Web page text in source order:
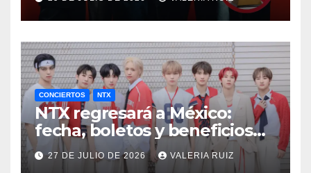
CONCIERTOS NTX
NTX regresará a México:
fecha, boletos y beneficios
VIP
27 DE JULIO DE 2026 VALERIA RUIZ